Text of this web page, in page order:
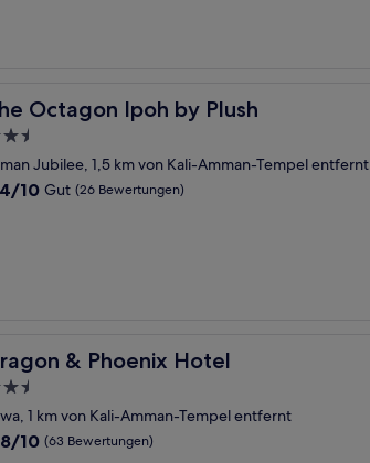
Octagon Ipoh by Plush
Octagon Ipoh by Plush
Jubilee, 1,5 km von Kali-Amman-Tempel entfernt
10 Gut (26 Bewertungen)
& Phoenix Hotel
& Phoenix Hotel
1 km von Kali-Amman-Tempel entfernt
10 (63 Bewertungen)